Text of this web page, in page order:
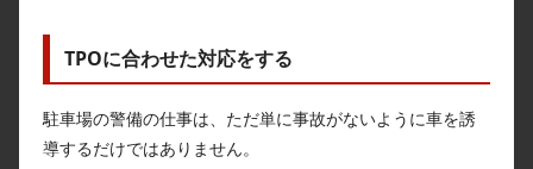
TPOに合わせた対応をする
駐車場の警備の仕事は、ただ単に事故がないように車を誘
導するだけではありません。